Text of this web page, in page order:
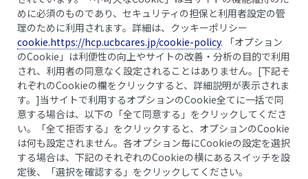
妊娠・出産・育児
HOME ライフイベントと向き合う 妊娠・出産・育児
妊娠・出産への影響
関節リウマチの妊娠への影響
めに必須のものであり、セキュリティの担保と利用者設定の管
理のために利用されます。詳細は、クッキーポリシー
cookie.https://hcp.ucbcares.jp/cookie-policy. 「オプション
のCookie」は利便性の向上やサイトの改善・分析の目的で利用
され、利用者の同意なく設定されることはありません。[下記そ
れぞれのCookieの欄をクリックすると、詳細説明が表示されま
す。]当サイトで利用するオプションのCookie全てに一括で同
意する場合は、以下の「全て同意する」をクリックしてくださ
い。「全て拒否する」をクリックすると、オプションのCookie
は何も設定されません。各オプション毎にCookieの設定を選択
する場合は、下記のそれぞれのCookieの横にあるスイッチを設
定後、「選択を確認する」をクリックしてください。